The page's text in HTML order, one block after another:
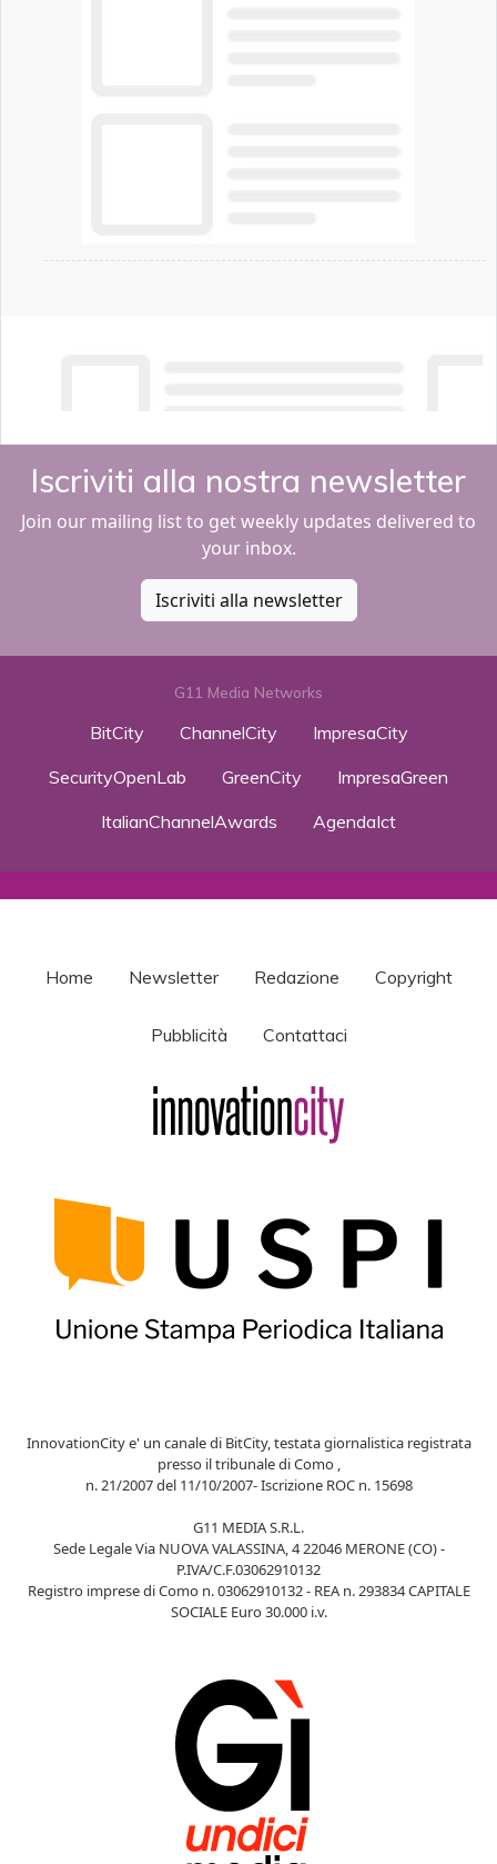
Iscriviti alla nostra newsletter
Join our mailing list to get weekly updates delivered to
your inbox.
Iscriviti alla newsletter
G11 Media Networks
BitCity ChannelCity
ImpresaCity
SecurityOpenLab
GreenCity
ImpresaGreen
ItalianChannelAwards
AgendaIct
Home Newsletter Redazione Copyright
Pubblicità Contattaci
InnovationCity e' un canale di BitCity, testata giornalistica registrata
presso il tribunale di Como ,
n. 21/2007 del 11/10/2007- Iscrizione ROC n. 15698
G11 MEDIA S.R.L.
Sede Legale Via NUOVA VALASSINA, 4 22046 MERONE (CO) -
P.IVA/C.F.03062910132
Registro imprese di Como n. 03062910132 - REA n. 293834 CAPITALE
SOCIALE Euro 30.000 i.v.